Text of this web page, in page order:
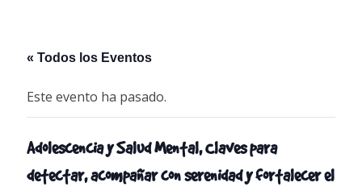
« Todos los Eventos
Este evento ha pasado.
Adolescencia y Salud Mental, Claves para
detectar, acompañar con serenidad y fortalecer el